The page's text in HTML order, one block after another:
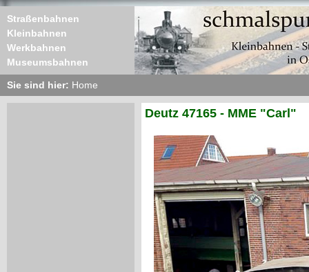
Straßenbahnen
Kleinbahnen
Werkbahnen
Museumsbahnen
Sie sind hier: Home
Deutz 47165 - MME "Carl"